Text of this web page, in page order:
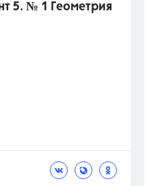
Красота, Воспитание
5. № 1 Геометрия